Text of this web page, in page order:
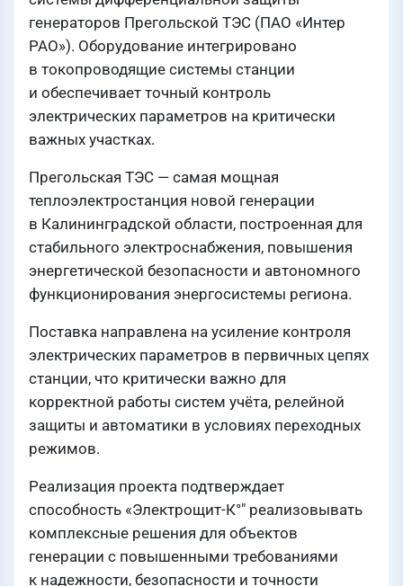
генераторов Прегольской ТЭС (ПАО «Интер
РАО»). Оборудование интегрировано
в токопроводящие системы станции
и обеспечивает точный контроль
электрических параметров на критически
важных участках.
Прегольская ТЭС — самая мощная
теплоэлектростанция новой генерации
в Калининградской области, построенная для
стабильного электроснабжения, повышения
энергетической безопасности и автономного
функционирования энергосистемы региона.
Поставка направлена на усиление контроля
электрических параметров в первичных цепях
станции, что критически важно для
корректной работы систем учёта, релейной
защиты и автоматики в условиях переходных
режимов.
Реализация проекта подтверждает
способность «Электрощит-К°" реализовывать
комплексные решения для объектов
генерации с повышенными требованиями
к надежности, безопасности и точности